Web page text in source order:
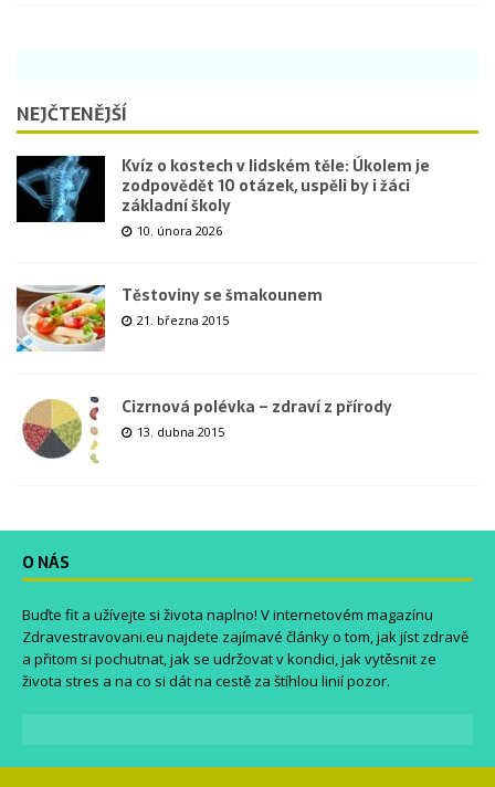
NEJČTENĚJŠÍ
Kvíz o kostech v lidském těle: Úkolem je
zodpovědět 10 otázek, uspěli by i žáci
základní školy
10. února 2026
Těstoviny se šmakounem
21. března 2015
Cizrnová polévka – zdraví z přírody
13. dubna 2015
O NÁS
Buďte fit a užívejte si života naplno! V internetovém magazínu
Zdravestravovani.eu najdete zajímavé články o tom, jak jíst zdravě
a přitom si pochutnat, jak se udržovat v kondici, jak vytěsnit ze
života stres a na co si dát na cestě za štíhlou linií pozor.